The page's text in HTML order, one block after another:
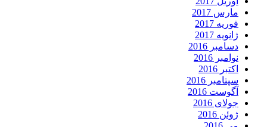
مارس 2017
فوریه 2017
ژانویه 2017
دسامبر 2016
نوامبر 2016
اکتبر 2016
سپتامبر 2016
آگوست 2016
جولای 2016
ژوئن 2016